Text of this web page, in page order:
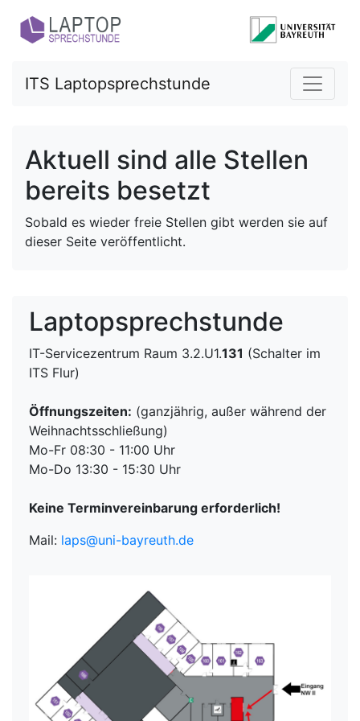
ITS Laptopsprechstunde
Aktuell sind alle Stellen
bereits besetzt
Sobald es wieder freie Stellen gibt werden sie auf
dieser Seite veröffentlicht.
Laptopsprechstunde
IT-Servicezentrum Raum 3.2.U1.131 (Schalter im
ITS Flur)
Öffnungszeiten: (ganzjährig, außer während der
Weihnachtsschließung)
Mo-Fr 08:30 - 11:00 Uhr
Mo-Do 13:30 - 15:30 Uhr
Keine Terminvereinbarung erforderlich!
Mail: laps@uni-bayreuth.de